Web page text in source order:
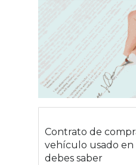
Contrato de
vehículo usado en
debes saber